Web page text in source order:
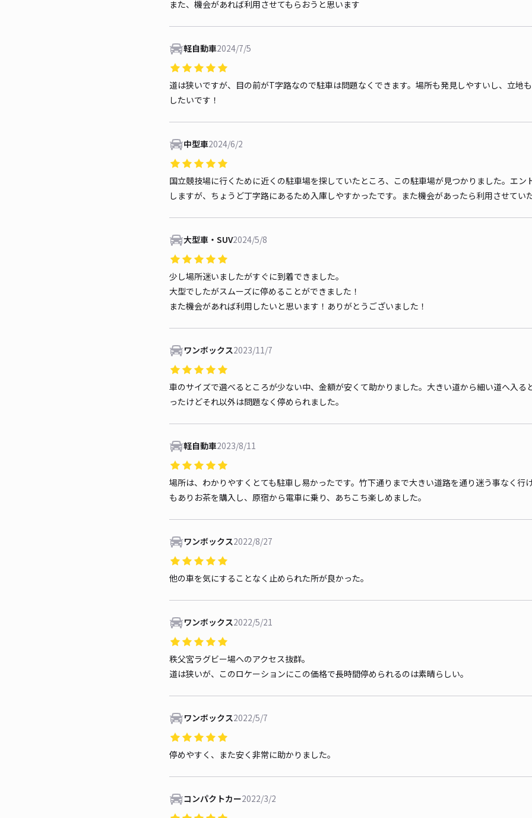
また、機会があれば利用させてもらおうと思います
軽自動車2024/7/5
道は狭いですが、目の前がT字路なので駐車は問題なくできます。場所も発見しやすいし、立地
したいです！
中型車2024/6/2
国立競技場に行くために近くの駐車場を探していたところ、この駐車場が見つかりました。エン
しますが、ちょうど丁字路にあるため入庫しやすかったです。また機会があったら利用させてい
大型車・SUV2024/5/8
少し場所迷いましたがすぐに到着できました。
大型でしたがスムーズに停めることができました！
また機会があれば利用したいと思います！ありがとうございました！
ワンボックス2023/11/7
車のサイズで選べるところが少ない中、金額が安くて助かりました。大きい道から細い道へ入る
ったけどそれ以外は問題なく停められました。
軽自動車2023/8/11
場所は、わかりやすくとても駐車し易かったです。竹下通りまで大きい道路を通り迷う事なく行
もありお茶を購入し、原宿から電車に乗り、あちこち楽しめました。
ワンボックス2022/8/27
他の車を気にすることなく止められた所が良かった。
ワンボックス2022/5/21
秩父宮ラグビー場へのアクセス抜群。
道は狭いが、このロケーションにこの価格で長時間停められるのは素晴らしい。
ワンボックス2022/5/7
停めやすく、また安く非常に助かりました。
コンパクトカー2022/3/2